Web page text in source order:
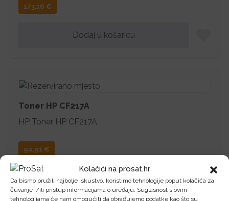
Kolačići na prosat.hr
Da bismo pružili najbolje iskustvo, koristimo tehnologije poput kolačića za
čuvanje i/ili pristup informacijama o uređaju. Suglasnost s ovim
tehnologijama će nam omogućiti da obrađujemo podatke kao što su
173,16 €
Dodaj u košaricu
Toner HP CF217A
HP Toner HP CF217A
94,91 €
Dodaj u košaricu